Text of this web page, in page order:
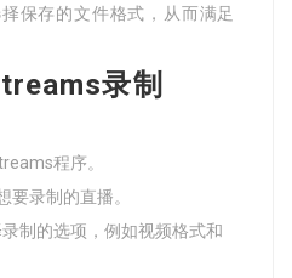
保存的文件格式，从而满足
录制
程序。
录制的直播。
制的选项，例如视频格式和